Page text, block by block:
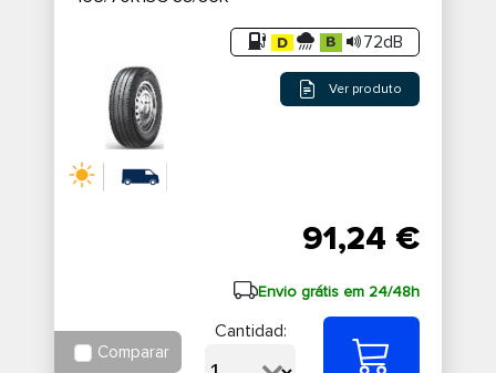
72dB
Ver produto
91,24 €
Envio grátis em 24/48h
Comparar
Cantidad: